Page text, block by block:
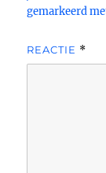
gemarkeerd
REACTIE *